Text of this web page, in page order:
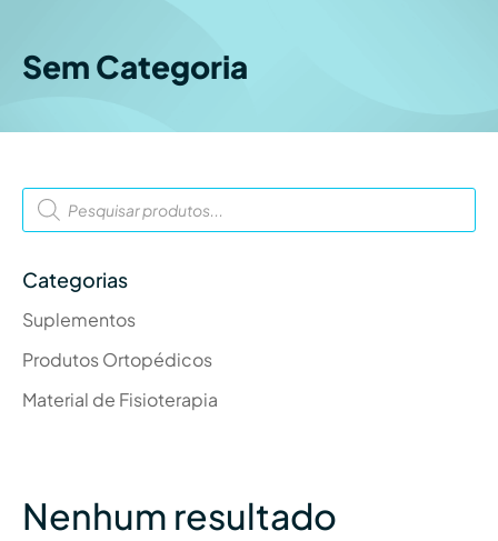
Sem Categoria
Products
search
Categorias
Suplementos
Produtos Ortopédicos
Material de Fisioterapia
Nenhum resultado